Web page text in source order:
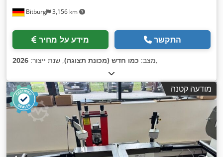
Bitburg 3,156 km
מידע על מחיר התקשר
מצב: כמו חדש (מכונת תצוגה), שנת ייצור: 2026 ,
מודעה קטנה